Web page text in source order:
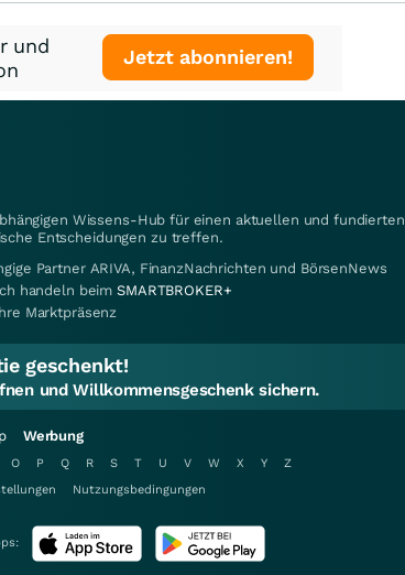
und
Jetzt abonnieren!
Wissens-Hub für einen aktuellen und fundierten
Entscheidungen zu treffen.
Partner ARIVA, FinanzNachrichten und BörsenNews
handeln beimSMARTBROKER+
Marktpräsenz
geschenkt!
und Willkommensgeschenk sichern.
Werbung
O P Q R S T U V W X Y
Z
Nutzungsbedingungen